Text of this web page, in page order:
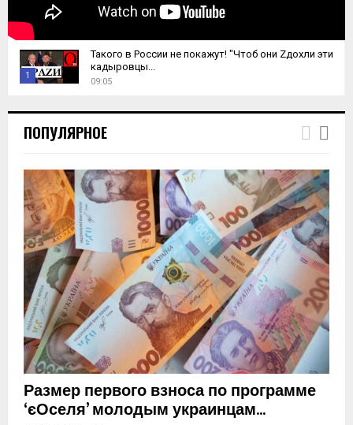
1
h
u
a
y
u
e
Такого в России не покажут! "Чтоб они Zдохли эти
кадыровцы...
09:05
ПОПУЛЯРНОЕ
Размер первого взноса по программе
‘єОселя’ молодым украинцам...